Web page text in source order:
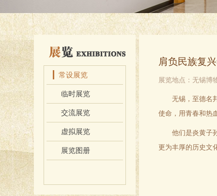
常设展览
临时展览
交流展览
虚拟展览
展览图册
肩负民族复
展览地点：无锡博
无锡，至德名
使命，用青春和热
他们是炎黄子
更为丰厚的历史文